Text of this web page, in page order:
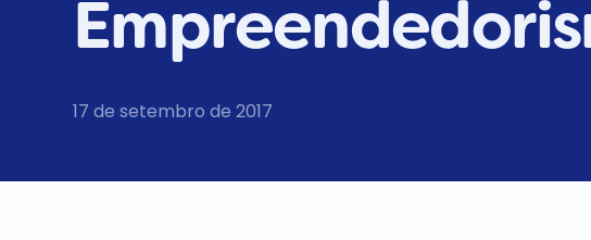
Trocar de Contador
17 de setembro de 2017